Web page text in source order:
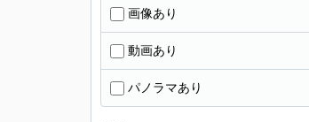
画像あり
動画あり
パノラマあり